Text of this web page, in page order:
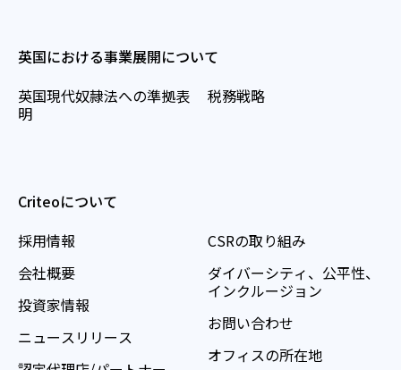
英国における事業展開について
英国現代奴隷法への準拠表
明
税務戦略
Criteoについて
採用情報
会社概要
投資家情報
ニュースリリース
CSRの取り組み
ダイバーシティ、公平性、
インクルージョン
お問い合わせ
オフィスの所在地